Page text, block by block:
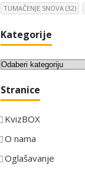
TUMAČENJE SNOVA (32)
Kategorije
K
t
g
o
i
Stranice
KvizBOX
O nama
Oglašavanje